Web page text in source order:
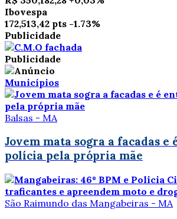
Ibovespa
172,513,42 pts -1.73%
Publicidade
Publicidade
Municípios
Balsas - MA
Jovem mata sogra a facadas e
polícia pela própria mãe
São Raimundo das Mangabeiras - MA